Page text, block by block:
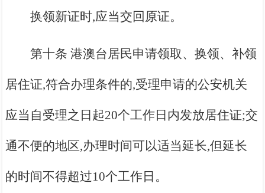
换领新证时,应当交回原证。
第十条 港澳台居民申请领取、换领、补领
居住证,符合办理条件的,受理申请的公安机关
应当自受理之日起20个工作日内发放居住证;交
通不便的地区,办理时间可以适当延长,但延长
的时间不得超过10个工作日。